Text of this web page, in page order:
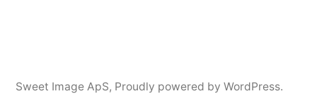
Sweet Image ApS, Proudly powered by WordPress.